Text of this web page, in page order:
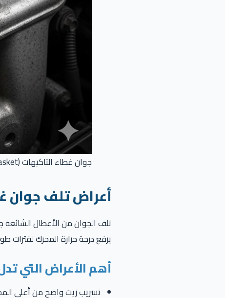
جوان غطاء التاكيهات (Valve Cover Gasket) — تعريفه، أعراض تلفه، وطريقة الصيانة
أعراض تلف جوان
تلف الجوان من الأعطال الشائعة
يرفع درجة حرارة المحرك لفترات
أهم الأعراض التي
تسريب زيت واضح من أعلى